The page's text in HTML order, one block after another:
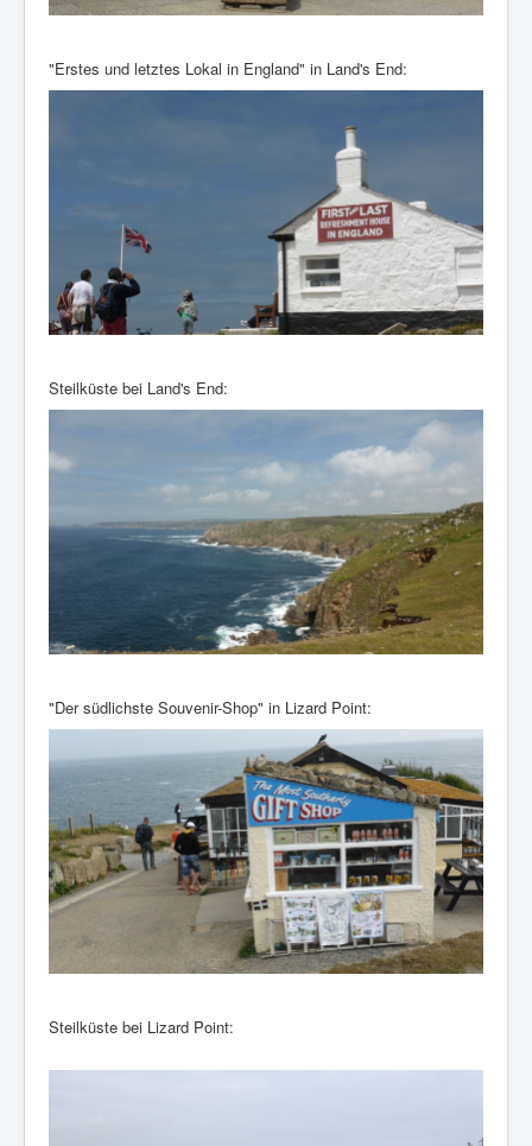
"Erstes und letztes Lokal in England" in Land's End:
Steilküste bei Land's End:
"Der südlichste Souvenir-Shop" in Lizard Point:
Steilküste bei Lizard Point: